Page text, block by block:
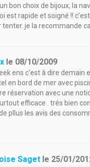
bon choix de bijoux, la
est rapide et soigné !!
je la recommande
le 08/10/2009
ens c'est à dire
en bord de mer avec
réservation avec une
efficace . trés bien
pllus les avis des
Saget le 25/01/